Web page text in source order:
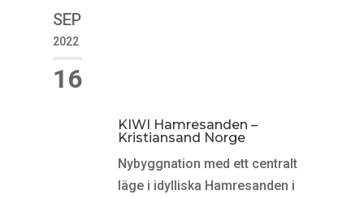
SEP
2022
16
KIWI Hamresanden –
Kristiansand Norge
Nybyggnation med ett centralt
läge i idylliska Hamresanden i